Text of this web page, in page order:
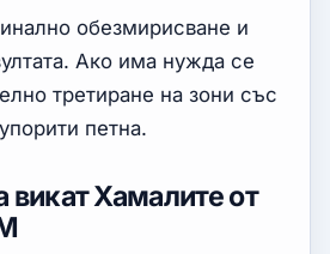
обезмирисване и
Ако има нужда се
третиране на зони със
петна.
викат Хамалите от